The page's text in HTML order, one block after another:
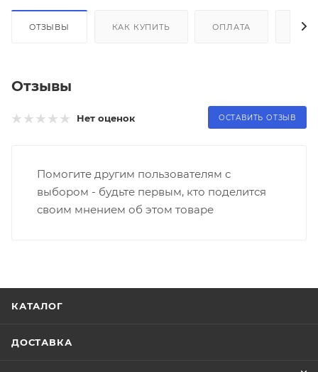
ОТЗЫВЫ КАК КУПИТЬ ОПЛАТА
Отзывы
Нет оценок ОСТАВИТЬ ОТЗЫВ
Помогите другим пользователям с
выбором - будьте первым, кто поделится
своим мнением об этом товаре
КАТАЛОГ
ДОСТАВКА